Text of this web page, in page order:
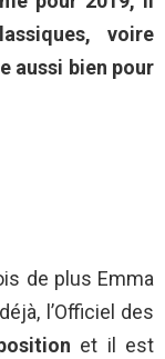
voire
aussi bien pour
de plus Emma
l’Officiel des
et il est